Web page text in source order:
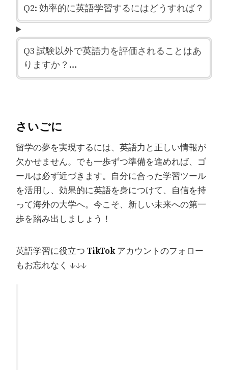
Q2: 効率的に英語学習するにはどうすれば？
Q3 試験以外で英語力を評価されることはあ
りますか？…
さいごに
留学の夢を実現するには、英語力と正しい情報が
欠かせません。でも一歩ずつ準備を進めれば、ゴ
ールは必ず近づきます。自分に合った学習ツール
を活用し、効果的に英語を身につけて、自信を持
って海外の大学へ。今こそ、新しい未来への第一
歩を踏み出しましょう！
英語学習に役立つTikTokアカウントのフォロー
もお忘れなく ↓↓↓